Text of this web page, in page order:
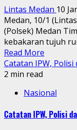
Lintas Medan 10
Medan, 10/1
(Polsek) Medan
kebakaran tujuh
Read More
Catatan IPW,
2 min read
Nasional
Catatan IPW, Polisi